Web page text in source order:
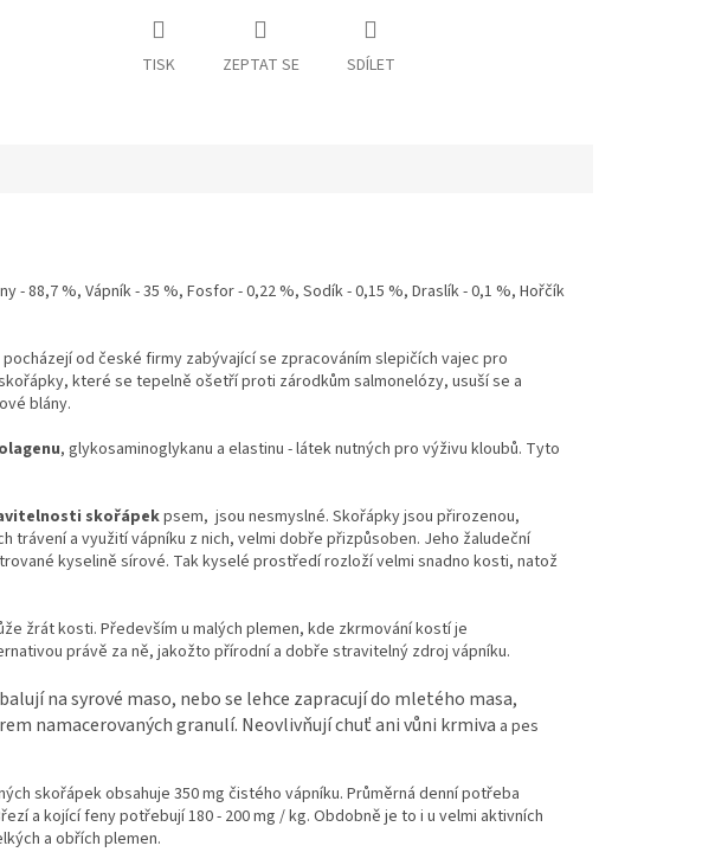
TISK ZEPTAT SE SDÍLET
- 88,7 %, Vápník - 35 %, Fosfor - 0,22 %, Sodík - 0,15 %, Draslík - 0,1 %, Hořčík
od české firmy zabývající se zpracováním slepičích vajec pro
které se tepelně ošetří proti zárodkům salmonelózy, usuší se a
blány.
, glykosaminoglykanu a elastinu - látek nutných pro výživu kloubů. Tyto
skořápekpsem, jsou nesmyslné. Skořápky jsou přirozenou,
trávení a využití vápníku z nich, velmi dobře přizpůsoben. Jeho žaludeční
kyselině sírové. Tak kyselé prostředí rozloží velmi snadno kosti, natož
žrát kosti. Především u malých plemen, kde zkrmování kostí je
právě za ně, jakožto přírodní a dobře stravitelný zdroj vápníku.
na syrové maso, nebo se lehce zapracují do mletého masa,
namacerovaných granulí. Neovlivňují chuť ani vůni krmiva a pes
skořápek obsahuje 350 mg čistého vápníku. Průměrná denní potřeba
a kojící feny potřebují 180 - 200 mg / kg. Obdobně je to i u velmi aktivních
a obřích plemen.